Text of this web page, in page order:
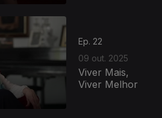
Ep. 22
09 out. 2025
Viver Mais,
Viver Melhor